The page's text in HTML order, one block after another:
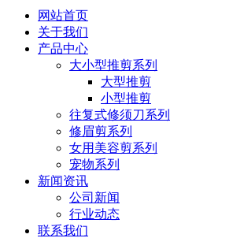
网站首页
关于我们
产品中心
大小型推剪系列
大型推剪
小型推剪
往复式修须刀系列
修眉剪系列
女用美容剪系列
宠物系列
新闻资讯
公司新闻
行业动态
联系我们